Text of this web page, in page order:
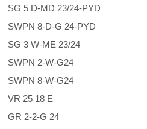
SG 5 D-MD 23/24-PYD
SWPN 8-D-G 24-PYD
SG 3 W-ME 23/24
SWPN 2-W-G24
SWPN 8-W-G24
VR 25 18 E
GR 2-2-G 24